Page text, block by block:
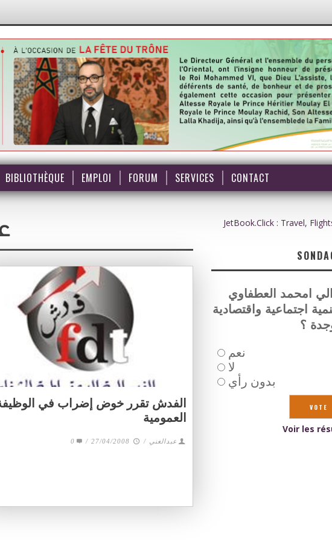
BIBLIOTHÈQUE EMPLOI FORUM SERVICES CONTACT
الفدش تقرر خوض إضراب في
العمومية
عبدالغني /
27/04/2008
/
0
JetBook.Click : Travel,
امحمد العطفاوي
اجتماعية واقتصادية
؟
نعم
لا
بدون رأي
Voir les